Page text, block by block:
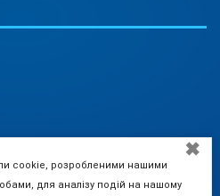
зв'язку з перебоями
✖
cookie, розробленими нашими
для аналізу подій на нашому